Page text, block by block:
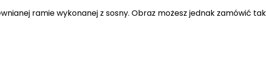
ramie wykonanej z sosny. Obraz możesz jednak zamówić